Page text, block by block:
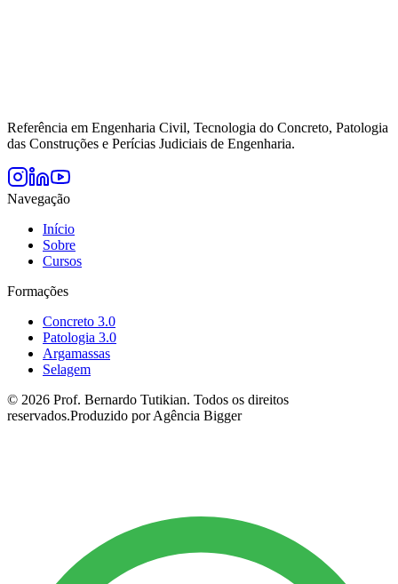
Referência em Engenharia Civil, Tecnologia do Concreto, Patologia
das Construções e Perícias Judiciais de Engenharia.
Navegação
Início
Sobre
Cursos
Formações
Concreto 3.0
Patologia 3.0
Argamassas
Selagem
© 2026 Prof. Bernardo Tutikian. Todos os direitos
reservados.Produzido por Agência Bigger